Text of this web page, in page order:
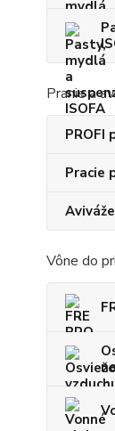
Pranie a
PROFI
Pracie
Aviváže
Vône do